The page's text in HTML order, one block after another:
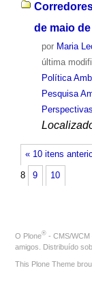
de maio de
por Maria
última
Política
Pesquisa
Perspectivas
« 10 itens
8 9 10
O Plone® - CMS/WCM
amigos. Distribuído
This Plone Theme